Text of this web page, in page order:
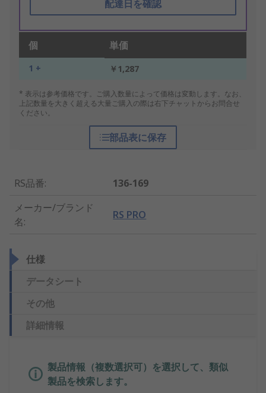
配達日を確認
個 単価
1 + ￥1,287
* 表示は参考価格です。ご購入数量によって価格は変動します。なお、
上記数量を大きく超える大量ご購入の際は右下チャットからお問合せ
ください。
部品表に保存
RS品番:
136-169
メーカー/ブランド
名:
RS PRO
仕様
データシート
その他
詳細情報
製品情報（複数選択可）を選択して、類似
製品を検索します。